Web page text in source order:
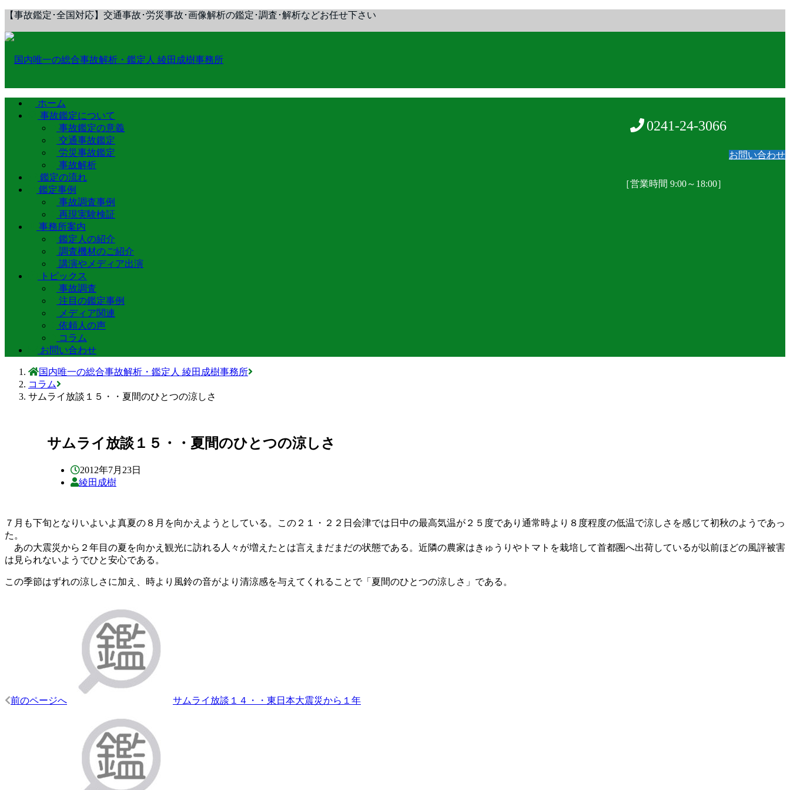
【事故鑑定･全国対応】交通事故･労災事故･画像解析の鑑定･調査･解析などお任せ下さい
0241-24-3066
［営業時間 9:00～18:00］
お問い合わせ
ホーム
事故鑑定について
事故鑑定の意義
交通事故鑑定
労災事故鑑定
事故解析
鑑定の流れ
鑑定事例
事故調査事例
再現実験検証
事務所案内
鑑定人の紹介
調査機材のご紹介
講演やメディア出演
トピックス
事故調査
注目の鑑定事例
メディア関連
依頼人の声
コラム
お問い合わせ
国内唯一の総合事故解析・鑑定人 綾田成樹事務所
コラム
サムライ放談１５・・夏間のひとつの涼しさ
サムライ放談１５・・夏間のひとつの涼しさ
2012年7月23日
綾田成樹
７月も下旬となりいよいよ真夏の８月を向かえようとしている。この２１・２２日会津では日中の最高気温が２５度であり通常時より８度程度の低温で涼しさを感じて初秋のようであっ
た。
あの大震災から２年目の夏を向かえ観光に訪れる人々が増えたとは言えまだまだの状態である。近隣の農家はきゅうりやトマトを栽培して首都圏へ出荷しているが以前ほどの風評被害
は見られないようでひと安心である。
この季節はずれの涼しさに加え、時より風鈴の音がより清涼感を与えてくれることで「夏間のひとつの涼しさ」である。
ー前のページへ サムライ放談１４・・東日本大震災から１年